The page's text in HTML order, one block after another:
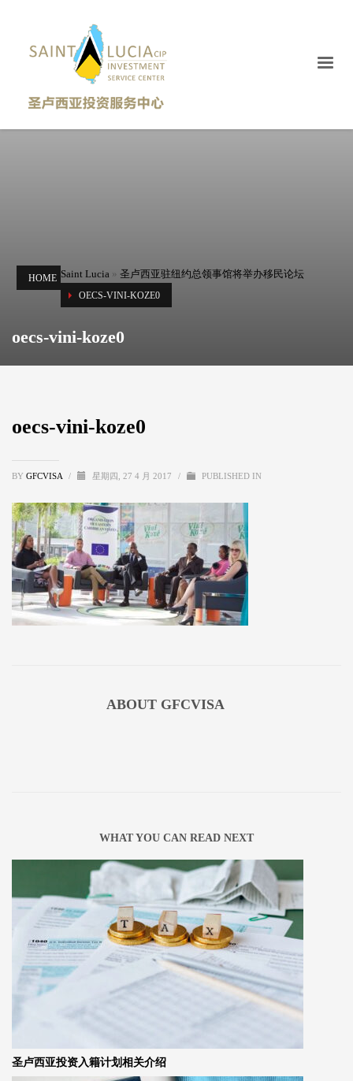
HOME Saint Lucia » 圣卢西亚驻纽约总领事馆将举办移民论坛
OECS-VINI-KOZE0
oecs-vini-koze0
oecs-vini-koze0
BY GFCVISA / 星期四, 27 4 月 2017 / PUBLISHED IN
ABOUT GFCVISA
WHAT YOU CAN READ NEXT
圣卢西亚投资入籍计划相关介绍